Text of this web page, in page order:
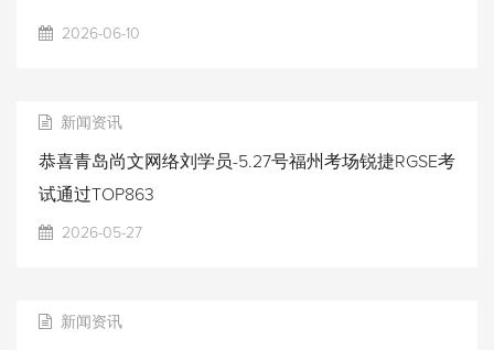
2026-06-10
新闻资讯
恭喜青岛尚文网络刘学员-5.27号福州考场锐捷RGSE考
试通过TOP863
2026-05-27
新闻资讯